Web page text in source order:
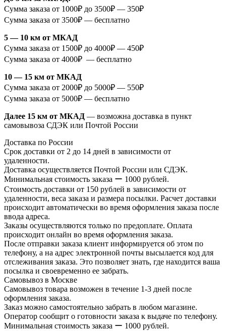
Сумма заказа от 1000₽ до 3500₽ — 350₽
Сумма заказа от 3500₽ — бесплатно
5 — 10 км от МКАД
Сумма заказа от 1500₽ до 4000₽ — 450₽
Сумма заказа от 4000₽ — бесплатно
10 — 15 км от МКАД
Сумма заказа от 2000₽ до 5000₽ — 550₽
Сумма заказа от 5000₽ — бесплатно
Далее 15 км от МКАД — возможна доставка в пункт
самовывоза СДЭК или Почтой России
Доставка по России
Срок доставки от 2 до 14 дней в зависимости от
удаленности.
Доставка осуществляется Почтой России или СДЭК.
Минимальная стоимость заказа ー 1000 рублей.
Стоимость доставки от 150 рублей в зависимости от
удаленности, веса заказа и размера посылки. Расчет доставки
происходит автоматически во время оформления заказа после
ввода адреса.
Заказы осуществляются только по предоплате. Оплата
происходит онлайн во время оформления заказа.
После отправки заказа клиент информируется об этом по
телефону, а на адрес электронной почты высылается код для
отслеживания заказа. Это позволяет знать, где находится ваша
посылка и своевременно ее забрать.
Самовывоз в Москве
Самовывоз товара возможен в течение 1-3 дней после
оформления заказа.
Заказ можно самостоятельно забрать в любом магазине.
Оператор сообщит о готовности заказа к выдаче по телефону.
Минимальная стоимость заказа ー 1000 рублей.